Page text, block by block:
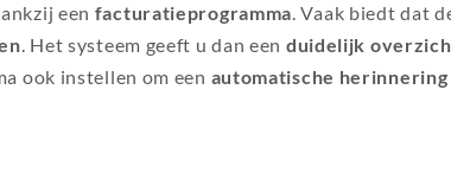
een facturatieprogramma. Vaak biedt dat
. Het systeem geeft u dan een duidelijk
ook instellen om een automatische herinnering